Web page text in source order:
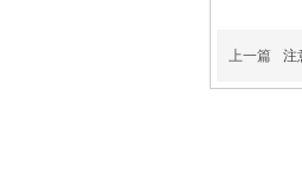
上一篇 注